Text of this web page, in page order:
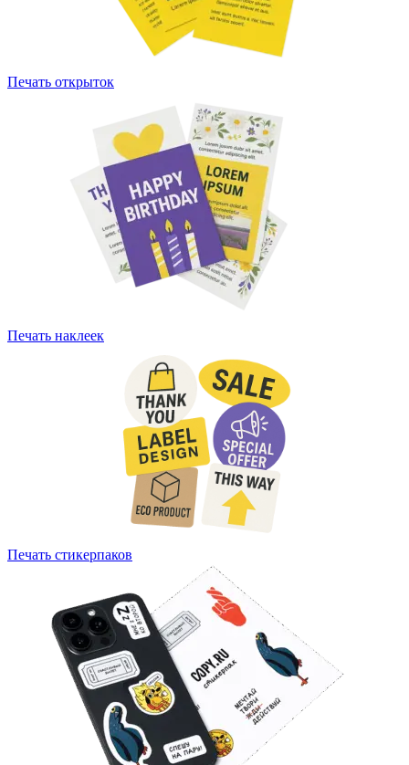
Печать открыток
Печать наклеек
Печать стикерпаков